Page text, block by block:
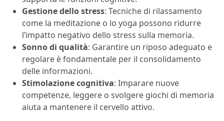
Gestione dello stress: Tecniche di rilassamento
come la meditazione o lo yoga possono ridurre
l’impatto negativo dello stress sulla memoria.
Sonno di qualità: Garantire un riposo adeguato e
regolare è fondamentale per il consolidamento
delle informazioni.
Stimolazione cognitiva: Imparare nuove
competenze, leggere o svolgere giochi di memoria
aiuta a mantenere il cervello attivo.